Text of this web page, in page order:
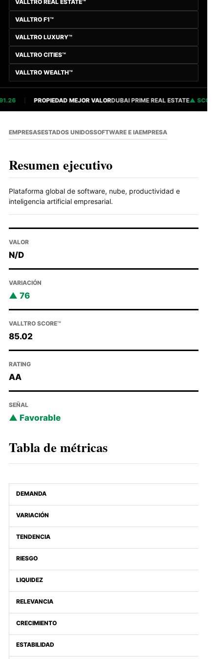
VALLTRO REAL ESTATE™
VALLTRO F1™
VALLTRO LUXURY™
VALLTRO CITIES™
VALLTRO WEALTH™
PROPIEDAD MEJOR VALORDUBAI PRIME REAL ESTATE SCORE
EMPRESASESTADOS UNIDOSSOFTWARE E IAEMPRESA
Resumen ejecutivo
Plataforma global de software, nube, productividad e
inteligencia artificial empresarial.
VALOR
N/D
VARIACIÓN
76
VALLTRO SCORE™
85.02
RATING
AA
SEÑAL
Favorable
Tabla de métricas
DEMANDA
VARIACIÓN
TENDENCIA
RIESGO
LIQUIDEZ
RELEVANCIA
CRECIMIENTO
ESTABILIDAD